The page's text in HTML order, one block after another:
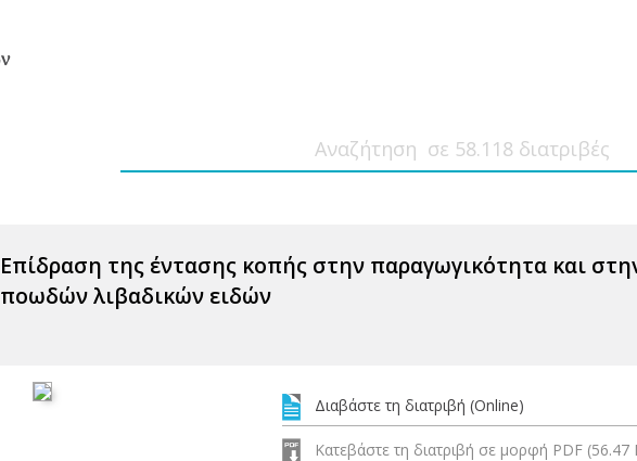
Επίδραση της έντασης κοπής στην παραγωγικότητα και
ποωδών λιβαδικών ειδών
Διαβάστε τη διατριβή (Online)
Κατεβάστε τη διατριβή σε μορφή PDF (56.47